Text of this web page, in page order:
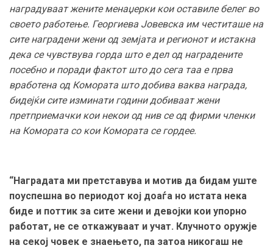
наградуваат жените менаџерки кои оставиле белег во
своето работење. Георгиева Јовевска им честиташе на
сите наградени жени од земјата и регионот и истакна
дека се чувствува горда што е дел од наградените
посебно и поради фактот што до сега таа е прва
вработена од Комората што добива ваква награда,
бидејќи сите изминати години добиваат жени
претприемачки кои некои од нив се од фирми членки
на Комората со кои Комората се гордее.
“Наградата ми претставува и мотив да бидам уште
поуспешна во периодот кој доаѓа но истата нека
биде и поттик за сите жени и девојки кои упорно
работат, не се откажуваат и учат. Клучното оружје
на секој човек е знаењето, па затоа никогаш не